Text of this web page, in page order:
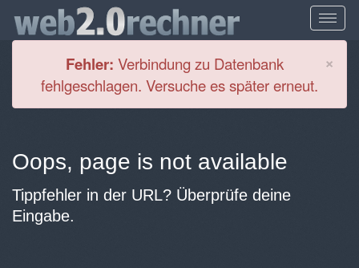
×
Fehler: Verbindung zu Datenbank
fehlgeschlagen. Versuche es später erneut.
Oops, page is not available
Tippfehler in der URL? Überprüfe deine
Eingabe.